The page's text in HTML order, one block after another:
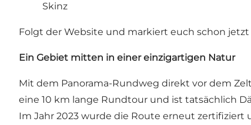
Skinz
Folgt der Website und markiert euch schon jetzt
Ein Gebiet mitten in einer einzigartigen Natur
Mit dem Panorama-Rundweg direkt vor dem
eine 10 km lange Rundtour und ist tatsächlich
Im Jahr 2023 wurde die Route erneut